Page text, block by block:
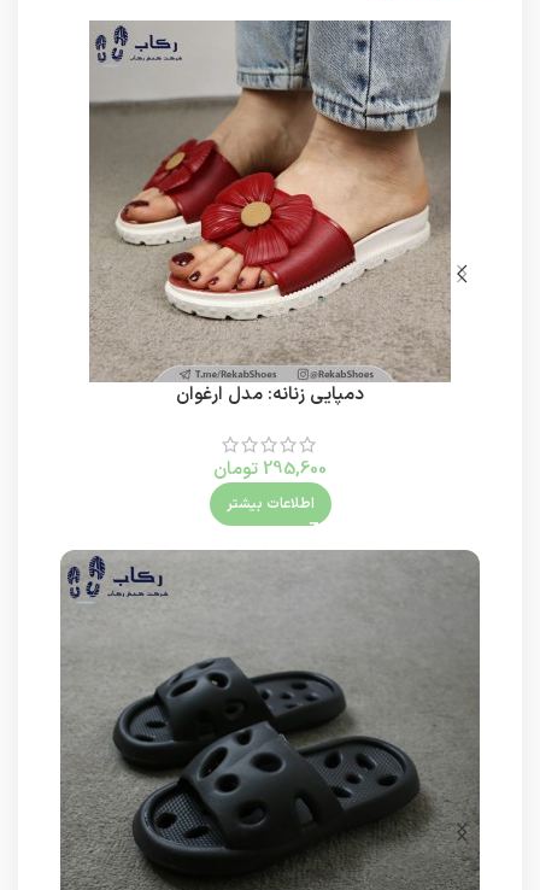
دمپایی زنانه: مدل ارغوان
295,600 تومان
اطلاعات بیشتر